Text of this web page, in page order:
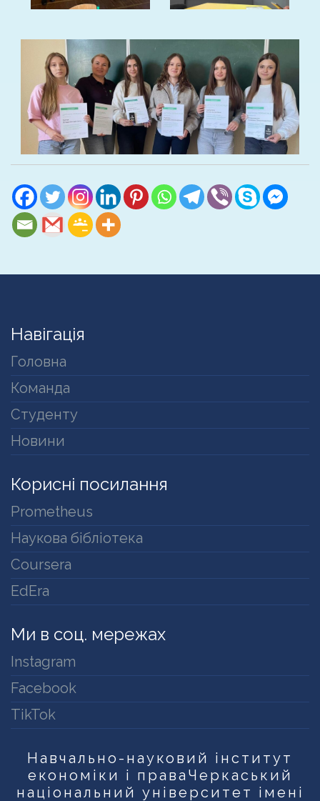
Навігація
Головна
Команда
Студенту
Новини
Корисні посилання
Prometheus
Наукова бібліотека
Coursera
EdEra
Ми в соц. мережах
Instagram
Facebook
TikTok
Навчально-науковий інститут
економіки і права Черкаський
національний університет імені